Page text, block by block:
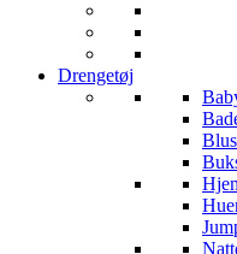
Drengetøj